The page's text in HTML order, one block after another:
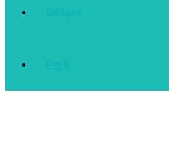
Belépés
Profil